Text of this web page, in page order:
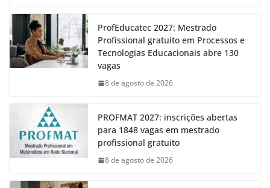
ProfEducatec 2027: Mestrado
Profissional gratuito em Processos e
Tecnologias Educacionais abre 130
vagas
8 de agosto de 2026
PROFMAT 2027: inscrições abertas
para 1848 vagas em mestrado
profissional gratuito
8 de agosto de 2026